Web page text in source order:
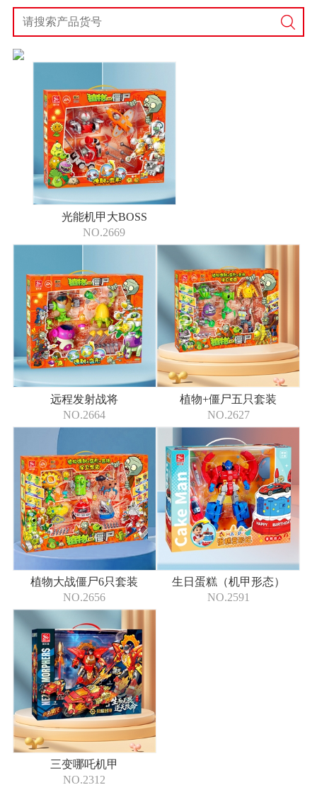
光能机甲大BOSS
NO.2669
远程发射战将
NO.2664
植物+僵尸五只套装
NO.2627
植物大战僵尸6只套装
NO.2656
生日蛋糕（机甲形态）
NO.2591
三变哪吒机甲
NO.2312